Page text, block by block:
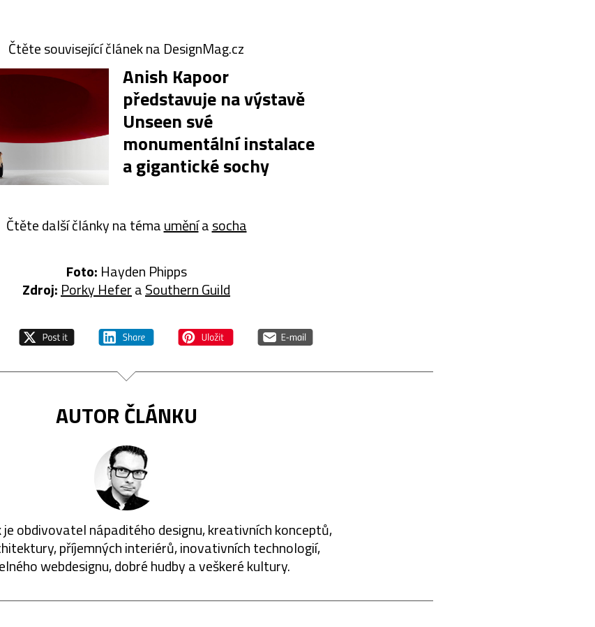
Čtěte související článek na DesignMag.cz
Anish Kapoor
představuje na výstavě
Unseen své
monumentální instalace
a gigantické sochy
Čtěte další články na témauměníasocha
Foto: Hayden Phipps
Zdroj: Porky HeferaSouthern Guild
AUTOR ČLÁNKU
je obdivovatel nápaditého designu, kreativních konceptů,
příjemných interiérů, inovativních technologií,
webdesignu, dobré hudby a veškeré kultury.